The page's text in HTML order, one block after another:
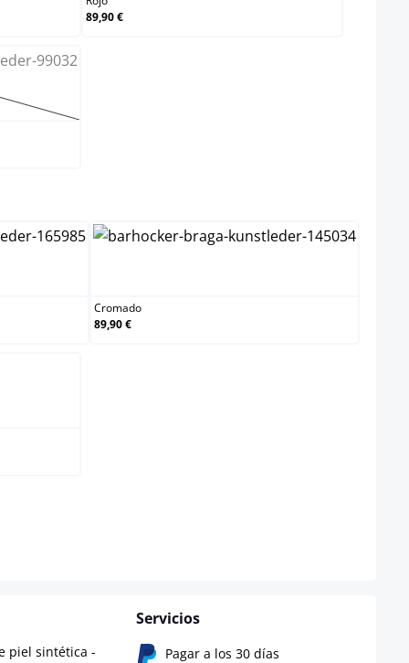
89,90 €
no está disponible en este momento.)
Cromado
89,90 €
en este momento.)
piel sintética -
Servicios
Pagar a los 30 días